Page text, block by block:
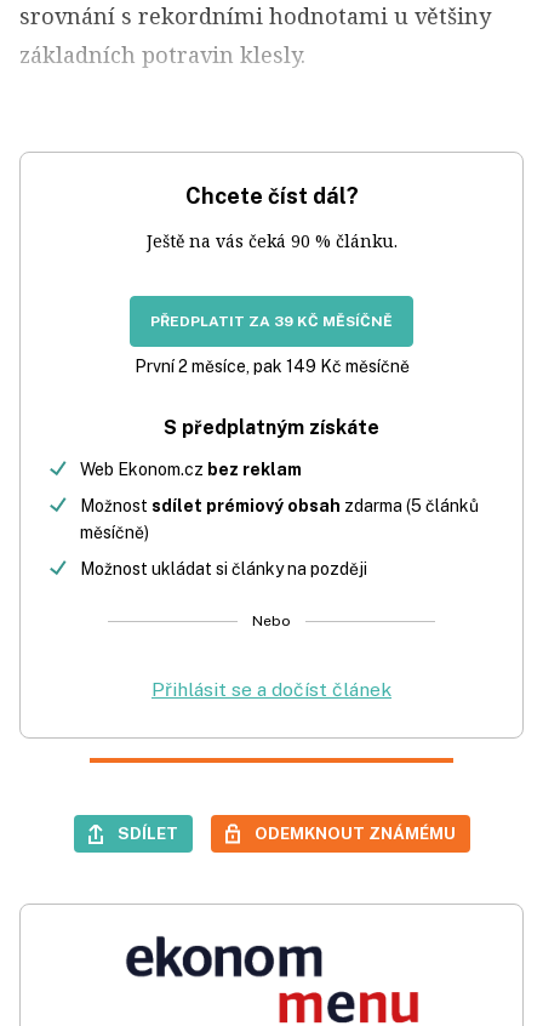
srovnání s rekordními hodnotami u většiny
základních potravin klesly.
Chcete číst dál?
Ještě na vás čeká 90 % článku.
PŘEDPLATIT ZA 39 KČ MĚSÍČNĚ
První 2 měsíce, pak 149 Kč měsíčně
S předplatným získáte
Web Ekonom.cz bez reklam
Možnost sdílet prémiový obsah zdarma (5 článků
měsíčně)
Možnost ukládat si články na později
Nebo
Přihlásit se a dočíst článek
SDÍLET ODEMKNOUT ZNÁMÉMU